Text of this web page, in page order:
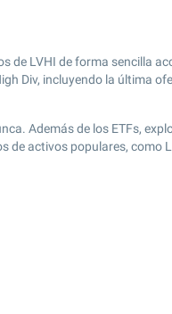
de LVHI de forma sencilla
Div, incluyendo la última
Además de los ETFs,
activos populares, como